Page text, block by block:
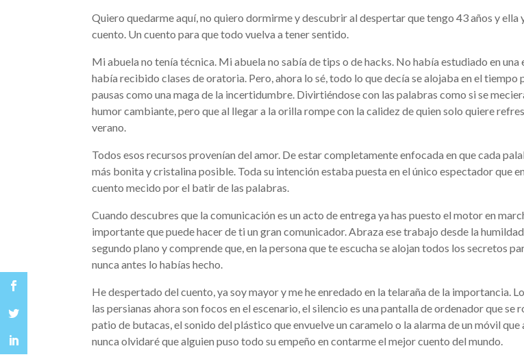
Quiero quedarme aquí, no quiero dormirme y descubrir al despertar que tengo 43 años y ella
cuento. Un cuento para que todo vuelva a tener sentido.
Mi abuela no tenía técnica. Mi abuela no sabía de tips o de hacks. No había estudiado en
había recibido clases de oratoria. Pero, ahora lo sé, todo lo que decía se alojaba en el tiempo
pausas como una maga de la incertidumbre. Divirtiéndose con las palabras como si se
humor cambiante, pero que al llegar a la orilla rompe con la calidez de quien solo quiere
verano.
Todos esos recursos provenían del amor. De estar completamente enfocada en que cada
más bonita y cristalina posible. Toda su intención estaba puesta en el único espectador que
cuento mecido por el batir de las palabras.
Cuando descubres que la comunicación es un acto de entrega ya has puesto el motor en
importante que puede hacer de ti un gran comunicador. Abraza ese trabajo desde la humildad
segundo plano y comprende que, en la persona que te escucha se alojan todos los secretos
nunca antes lo habías hecho.
He despertado del cuento, ya soy mayor y me he enredado en la telaraña de la importancia.
las persianas ahora son focos en el escenario, el silencio es una pantalla de ordenador que se
patio de butacas, el sonido del plástico que envuelve un caramelo o la alarma de un móvil
nunca olvidaré que alguien puso todo su empeño en contarme el mejor cuento del mundo.